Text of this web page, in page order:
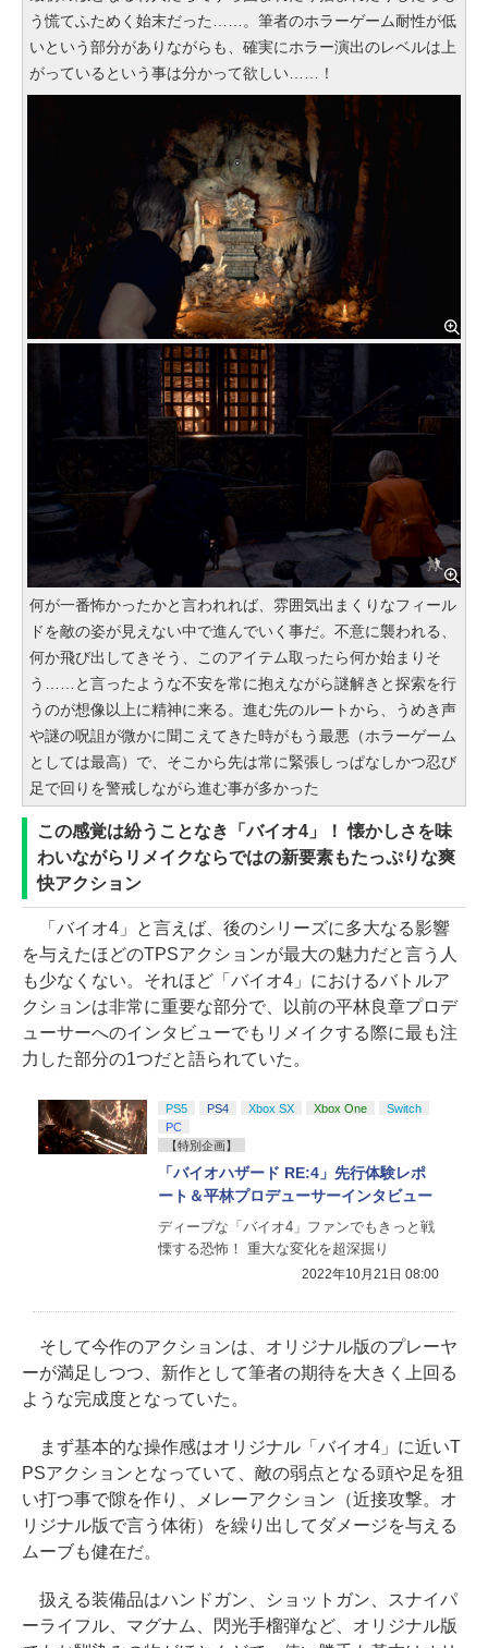
う慌てふためく始末だった……。筆者のホラーゲーム耐性が低
いという部分がありながらも、確実にホラー演出のレベルは上
がっているという事は分かって欲しい……！
何が一番怖かったかと言われれば、雰囲気出まくりなフィール
ドを敵の姿が見えない中で進んでいく事だ。不意に襲われる、
何か飛び出してきそう、このアイテム取ったら何か始まりそ
う……と言ったような不安を常に抱えながら謎解きと探索を行
うのが想像以上に精神に来る。進む先のルートから、うめき声
や謎の呪詛が微かに聞こえてきた時がもう最悪（ホラーゲーム
としては最高）で、そこから先は常に緊張しっぱなしかつ忍び
足で回りを警戒しながら進む事が多かった
この感覚は紛うことなき「バイオ4」！ 懐かしさを味
わいながらリメイクならではの新要素もたっぷりな爽
快アクション
「バイオ4」と言えば、後のシリーズに多大なる影響
を与えたほどのTPSアクションが最大の魅力だと言う人
も少なくない。それほど「バイオ4」におけるバトルア
クションは非常に重要な部分で、以前の平林良章プロデ
ューサーへのインタビューでもリメイクする際に最も注
力した部分の1つだと語られていた。
PS5 PS4 Xbox SX Xbox One
Switch
PC
【特別企画】
「バイオハザード RE:4」先行体験レポ
ート＆平林プロデューサーインタビュー
ディープな「バイオ4」ファンでもきっと戦
慄する恐怖！ 重大な変化を超深掘り
2022年10月21日 08:00
そして今作のアクションは、オリジナル版のプレーヤ
ーが満足しつつ、新作として筆者の期待を大きく上回る
ような完成度となっていた。
まず基本的な操作感はオリジナル「バイオ4」に近いT
PSアクションとなっていて、敵の弱点となる頭や足を狙
い打つ事で隙を作り、メレーアクション（近接攻撃。オ
リジナル版で言う体術）を繰り出してダメージを与える
ムーブも健在だ。
扱える装備品はハンドガン、ショットガン、スナイパ
ーライフル、マグナム、閃光手榴弾など、オリジナル版